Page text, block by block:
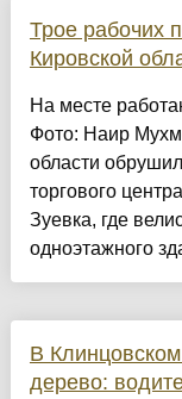
Трое рабочих
Кировской
На месте
Фото: Наир
области
торгового
Зуевка, где
одноэтажного
В
дерево: